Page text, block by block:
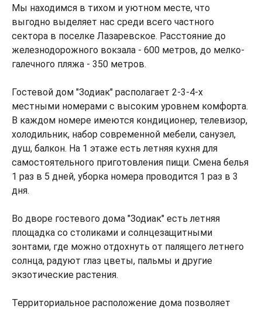
Мы находимся в тихом и уютном месте, что
выгодно выделяет нас среди всего частного
сектора в поселке Лазаревское. Расстояние до
железнодорожного вокзала - 600 метров, до мелко-
галечного пляжа - 350 метров.
Гостевой дом "Зодиак" располагает 2-3-4-х
местными номерами с высоким уровнем комфорта.
В каждом номере имеются кондиционер, телевизор,
холодильник, набор современной мебели, санузел,
душ, балкон. На 1 этаже есть летняя кухня для
самостоятельного приготовления пищи. Смена белья
1 раз в 5 дней, уборка номера проводится 1 раз в 3
дня.
Во дворе гостевого дома "Зодиак" есть летняя
площадка со столиками и солнцезащитными
зонтами, где можно отдохнуть от палящего летнего
солнца, радуют глаз цветы, пальмы и другие
экзотические растения.
Территориальное расположение дома позволяет